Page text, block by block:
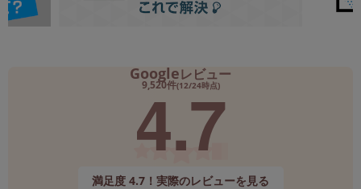
Googleレビュー
9,520件(12/24時点)
4.7
満足度 4.7！実際のレビューを見る